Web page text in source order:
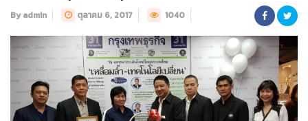
By admin ตุลาคม 6, 2017 1040